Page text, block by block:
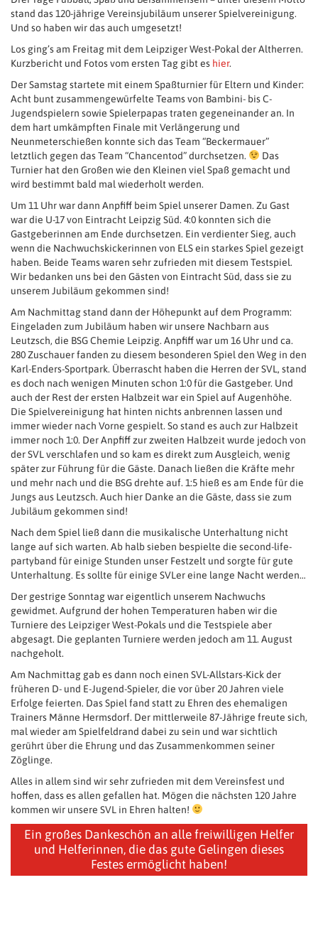
stand das 120-jährige Vereinsjubiläum unserer Spielvereinigung.
Und so haben wir das auch umgesetzt!
Los ging’s am Freitag mit dem Leipziger West-Pokal der Altherren.
Kurzbericht und Fotos vom ersten Tag gibt es hier.
Der Samstag startete mit einem Spaßturnier für Eltern und Kinder:
Acht bunt zusammengewürfelte Teams von Bambini- bis C-
Jugendspielern sowie Spielerpapas traten gegeneinander an. In
dem hart umkämpften Finale mit Verlängerung und
Neunmeterschießen konnte sich das Team “Beckermauer”
letztlich gegen das Team “Chancentod” durchsetzen.
Das
Turnier hat den Großen wie den Kleinen viel Spaß gemacht und
wird bestimmt bald mal wiederholt werden.
Um 11 Uhr war dann Anpfiff beim Spiel unserer Damen. Zu Gast
war die U-17 von Eintracht Leipzig Süd. 4:0 konnten sich die
Gastgeberinnen am Ende durchsetzen. Ein verdienter Sieg, auch
wenn die Nachwuchskickerinnen von ELS ein starkes Spiel gezeigt
haben. Beide Teams waren sehr zufrieden mit diesem Testspiel.
Wir bedanken uns bei den Gästen von Eintracht Süd, dass sie zu
unserem Jubiläum gekommen sind!
Am Nachmittag stand dann der Höhepunkt auf dem Programm:
Eingeladen zum Jubiläum haben wir unsere Nachbarn aus
Leutzsch, die BSG Chemie Leipzig. Anpfiff war um 16 Uhr und ca.
280 Zuschauer fanden zu diesem besonderen Spiel den Weg in den
Karl-Enders-Sportpark. Überrascht haben die Herren der SVL, stand
es doch nach wenigen Minuten schon 1:0 für die Gastgeber. Und
auch der Rest der ersten Halbzeit war ein Spiel auf Augenhöhe.
Die Spielvereinigung hat hinten nichts anbrennen lassen und
immer wieder nach Vorne gespielt. So stand es auch zur Halbzeit
immer noch 1:0. Der Anpfiff zur zweiten Halbzeit wurde jedoch von
der SVL verschlafen und so kam es direkt zum Ausgleich, wenig
später zur Führung für die Gäste. Danach ließen die Kräfte mehr
und mehr nach und die BSG drehte auf. 1:5 hieß es am Ende für die
Jungs aus Leutzsch. Auch hier Danke an die Gäste, dass sie zum
Jubiläum gekommen sind!
Nach dem Spiel ließ dann die musikalische Unterhaltung nicht
lange auf sich warten. Ab halb sieben bespielte die second-life-
partyband für einige Stunden unser Festzelt und sorgte für gute
Unterhaltung. Es sollte für einige SVLer eine lange Nacht werden…
Der gestrige Sonntag war eigentlich unserem Nachwuchs
gewidmet. Aufgrund der hohen Temperaturen haben wir die
Turniere des Leipziger West-Pokals und die Testspiele aber
abgesagt. Die geplanten Turniere werden jedoch am 11. August
nachgeholt.
Am Nachmittag gab es dann noch einen SVL-Allstars-Kick der
früheren D- und E-Jugend-Spieler, die vor über 20 Jahren viele
Erfolge feierten. Das Spiel fand statt zu Ehren des ehemaligen
Trainers Männe Hermsdorf. Der mittlerweile 87-Jährige freute sich,
mal wieder am Spielfeldrand dabei zu sein und war sichtlich
gerührt über die Ehrung und das Zusammenkommen seiner
Zöglinge.
Alles in allem sind wir sehr zufrieden mit dem Vereinsfest und
hoffen, dass es allen gefallen hat. Mögen die nächsten 120 Jahre
kommen wir unsere SVL in Ehren halten!
Ein großes Dankeschön an alle freiwilligen Helfer
und Helferinnen, die das gute Gelingen dieses
Festes ermöglicht haben!